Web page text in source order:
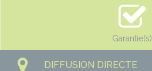
Garantie(s)
DIFFUSION DIRECTE